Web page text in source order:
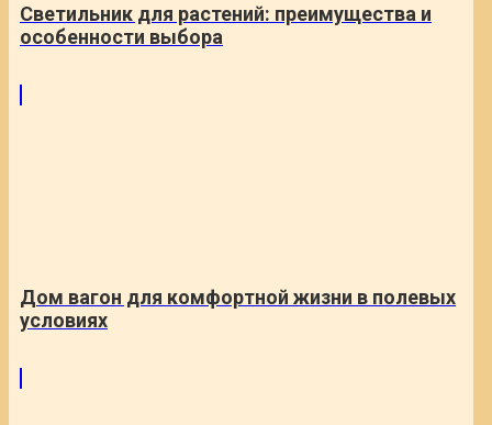
Светильник для растений: преимущества и
особенности выбора
Дом вагон для комфортной жизни в полевых
условиях